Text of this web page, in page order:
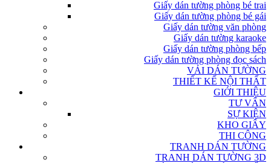
Giấy dán tường phòng bé trai
Giấy dán tường phòng bé gái
Giấy dán tường văn phòng
Giấy dán tường karaoke
Giấy dán tường phòng bếp
Giấy dán tường phòng đọc sách
VẢI DÁN TƯỜNG
THIẾT KẾ NỘI THẤT
GIỚI THIỆU
TƯ VẤN
SỰ KIỆN
KHO GIẤY
THI CÔNG
TRANH DÁN TƯỜNG
TRANH DÁN TƯỜNG 3D